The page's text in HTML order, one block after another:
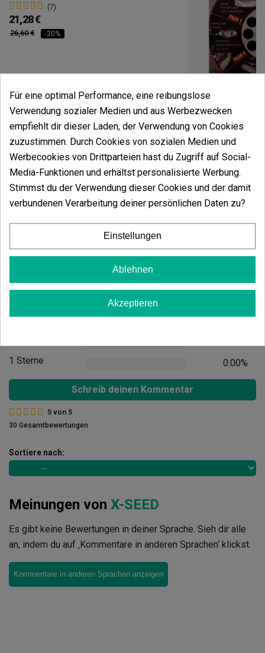
(7)
21,28 €
26,60 € -20%
In den Warenkorb
Germinador
(5)
5,40 €
Mehr
5 Sterne
100.00%
3 Sterne
0.00%
1 Sterne
0.00%
Schreib deinen Kommentar
5 von 5
30 Gesamtbewertungen
Sortiere nach:
Meinungen von X-SEED
Es gibt keine Bewertungen in deiner Sprache. Sieh dir alle
an, indem du auf ‚Kommentare in anderen Sprachen‘ klickst.
Kommentare in anderen Sprachen anzeigen
Für eine optimal Performance, eine reibungslose
Verwendung sozialer Medien und aus Werbezwecken
empfiehlt dir dieser Laden, der Verwendung von Cookies
zuzustimmen. Durch Cookies von sozialen Medien und
Werbecookies von Drittparteien hast du Zugriff auf Social-
Media-Funktionen und erhältst personalisierte Werbung.
Stimmst du der Verwendung dieser Cookies und der damit
verbundenen Verarbeitung deiner persönlichen Daten zu?
Einstellungen
Ablehnen
Akzeptieren